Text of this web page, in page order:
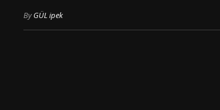
ByGÜL ipek